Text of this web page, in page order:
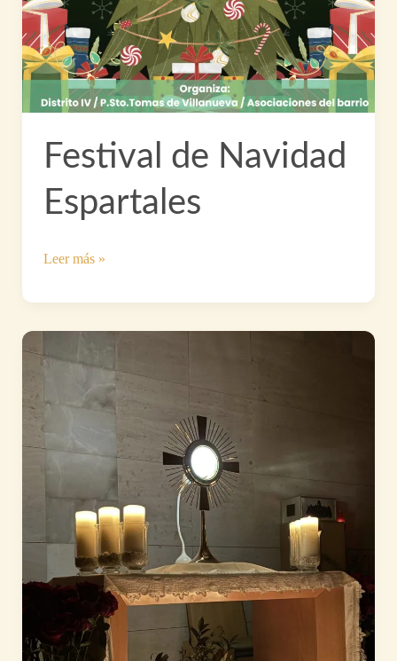
Festival de Navidad
Espartales
Festival
Navidad
Leer más »